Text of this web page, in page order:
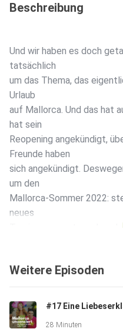
Beschreibung
Und wir haben es doch
tatsächlich
um das Thema, das
Urlaub
auf Mallorca. Und das hat
hat sein
Reopening angekündigt,
Freunde haben
sich angekündigt.
um den
Mallorca-Sommer 2022:
neues
Tourismusgesetz und
Geil, dass ihr wieder dabei
Weitere Episoden
28 Minuten